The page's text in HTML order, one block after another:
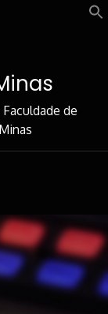
de